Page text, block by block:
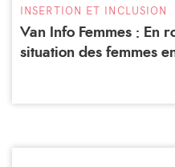
INSERTION ET INCLUSION
Van Info Femmes : En
situation des femmes